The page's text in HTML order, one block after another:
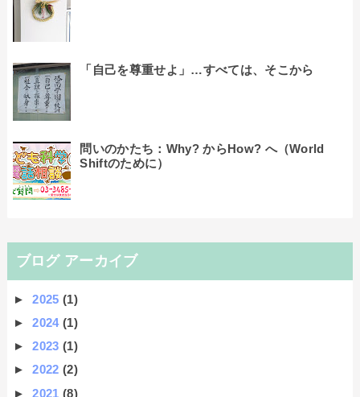
「自己を尊重せよ」…すべては、そこから
問いのかたち：Why? からHow? へ（World
Shiftのために）
ブログ アーカイブ
►2025(1)
►2024(1)
►2023(1)
►2022(2)
►2021(8)